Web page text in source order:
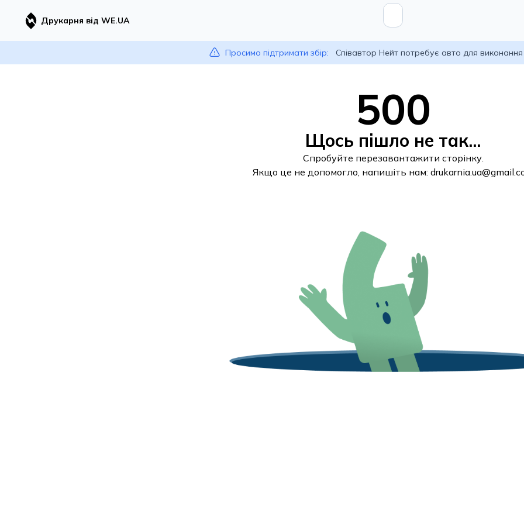
Друкарня від WE.UA
Просимо підтримати збір: Співавтор Нейт потребує авто для
500
Щось пішло не так...
Спробуйте перезавантажити сторінку.
Якщо це не допомогло, напишіть нам: